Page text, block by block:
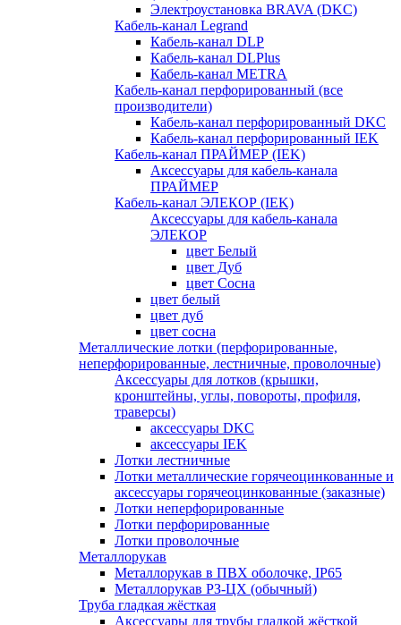
Электроустановка BRAVA (DKC)
Кабель-канал Legrand
Кабель-канал DLP
Кабель-канал DLPlus
Кабель-канал METRA
Кабель-канал перфорированный (все
производители)
Кабель-канал перфорированный DKC
Кабель-канал перфорированный IEK
Кабель-канал ПРАЙМЕР (IEK)
Аксессуары для кабель-канала
ПРАЙМЕР
Кабель-канал ЭЛЕКОР (IEK)
Аксессуары для кабель-канала
ЭЛЕКОР
цвет Белый
цвет Дуб
цвет Сосна
цвет белый
цвет дуб
цвет сосна
Металлические лотки (перфорированные,
неперфорированные, лестничные, проволочные)
Аксессуары для лотков (крышки,
кронштейны, углы, повороты, профиля,
траверсы)
аксессуары DKC
аксессуары IEK
Лотки лестничные
Лотки металлические горячеоцинкованные и
аксессуары горячеоцинкованные (заказные)
Лотки неперфорированные
Лотки перфорированные
Лотки проволочные
Металлорукав
Металлорукав в ПВХ оболочке, IP65
Металлорукав РЗ-ЦХ (обычный)
Труба гладкая жёсткая
Аксессуары для трубы гладкой жёсткой